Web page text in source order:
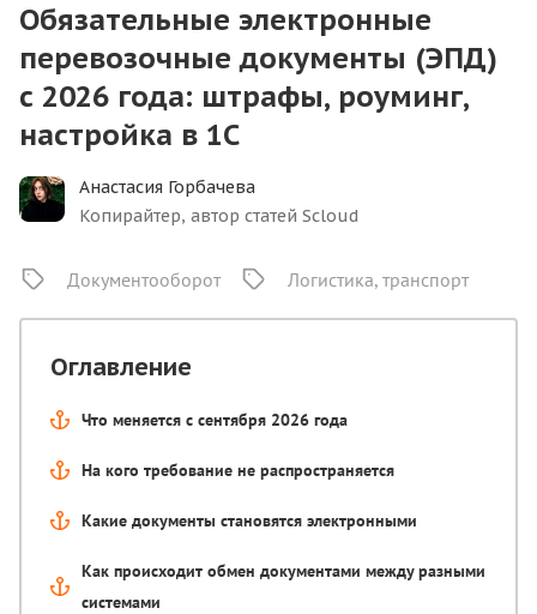
Обязательные электронные
перевозочные документы (ЭПД)
с 2026 года: штрафы, роуминг,
настройка в 1С
Анастасия Горбачева
Копирайтер, автор статей Scloud
Документооборот Логистика, транспорт
Оглавление
Что меняется с сентября 2026 года
На кого требование не распространяется
Какие документы становятся электронными
Как происходит обмен документами между разными
системами